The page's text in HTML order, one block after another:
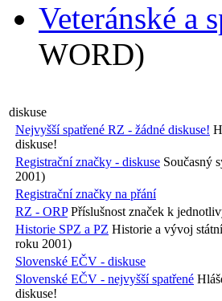
Veteránské a
WORD)
diskuse
Nejvyšší spatřené RZ - žádné diskuse!
diskuse!
Registrační značky - diskuse Současný
2001)
Registrační značky na přání
RZ - ORP Příslušnost značek k
Historie SPZ a PZ Historie a vývoj
roku 2001)
Slovenské EČV - diskuse
Slovenské EČV - nejvyšší spatřené
diskuse!